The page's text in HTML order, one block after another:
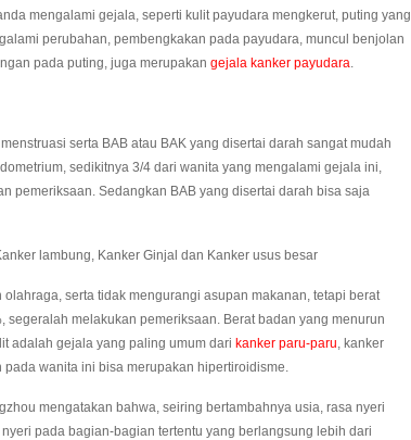
mengalami gejala, seperti kulit payudara mengkerut, puting yang
perubahan, pembengkakan pada payudara, muncul benjolan
pada puting, juga merupakan gejala kanker payudara.
serta BAB atau BAK yang disertai darah sangat mudah
sedikitnya 3/4 dari wanita yang mengalami gejala ini,
pemeriksaan. Sedangkan BAB yang disertai darah bisa saja
lambung, Kanker Ginjal dan Kanker usus besar
serta tidak mengurangi asupan makanan, tetapi berat
melakukan pemeriksaan. Berat badan yang menurun
adalah gejala yang paling umum dari kanker paru-paru, kanker
pada wanita ini bisa merupakan hipertiroidisme.
mengatakan bahwa, seiring bertambahnya usia, rasa nyeri
pada bagian-bagian tertentu yang berlangsung lebih dari